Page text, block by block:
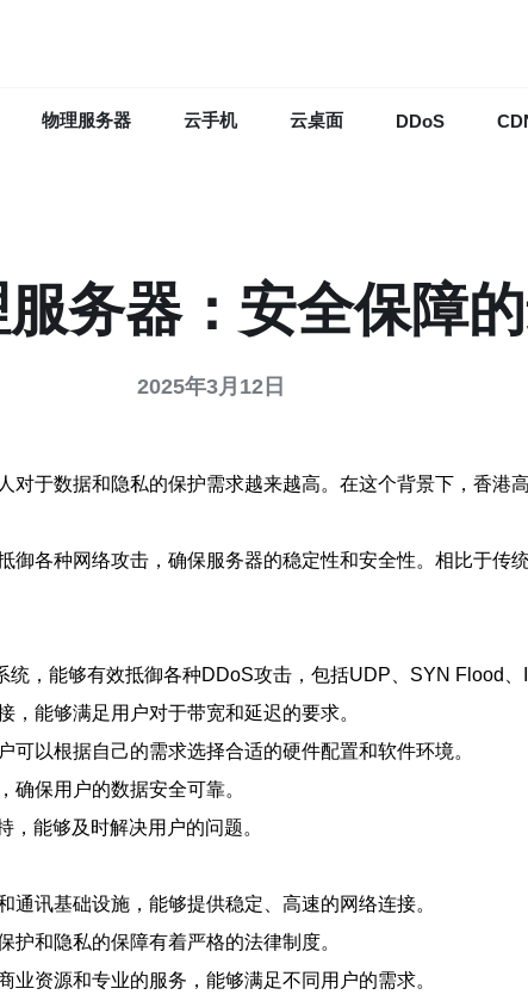
物理服务器 云手机 云桌面 DDoS
务器：安全保障
2025年3月12日
于数据和隐私的保护需求越来越高。在这个背景下，香港
各种网络攻击，确保服务器的稳定性和安全性。相比于传
，能够有效抵御各种DDoS攻击，包括UDP、SYN Flood、
能够满足用户对于带宽和延迟的要求。
以根据自己的需求选择合适的硬件配置和软件环境。
保用户的数据安全可靠。
能够及时解决用户的问题。
讯基础设施，能够提供稳定、高速的网络连接。
和隐私的保障有着严格的法律制度。
资源和专业的服务，能够满足不同用户的需求。